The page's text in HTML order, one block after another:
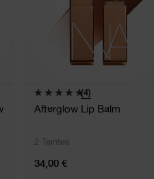
(4)
Afterglow Lip Balm
2 Teintes
34,00 €